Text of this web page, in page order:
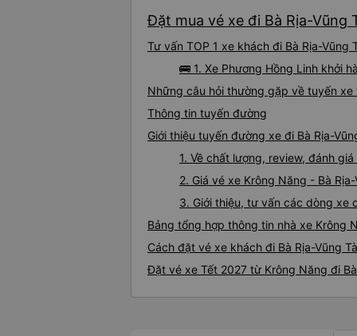
Đặt mua vé xe đi Bà Rịa-Vũng
Tư vấn TOP 1 xe khách đi Bà Rịa-
🚌 1. Xe Phương Hồng Linh khởi
Những câu hỏi thường gặp về tuyến xe
Thông tin tuyến đường
Giới thiệu tuyến đường xe đi Bà Rịa-
1. Về chất lượng, review, đánh
2. Giá vé xe Krông Năng - Bà Rịa-
3. Giới thiệu, tư vấn các dòng xe
Bảng tổng hợp thông tin nhà xe Krông
Cách đặt vé xe khách đi Bà Rịa-Vũng
Đặt vé xe Tết 2027 từ Krông Năng đi Bà